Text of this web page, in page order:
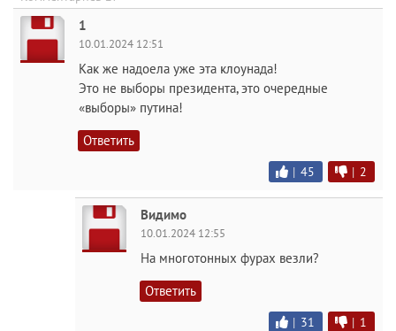
1
10.01.2024 12:51
Как же надоела уже эта клоунада!
Это не выборы президента, это очередные
«выборы» путина!
Ответить
| 45 | 2
Видимо
10.01.2024 12:55
На многотонных фурах везли?
Ответить
| 31 | 1